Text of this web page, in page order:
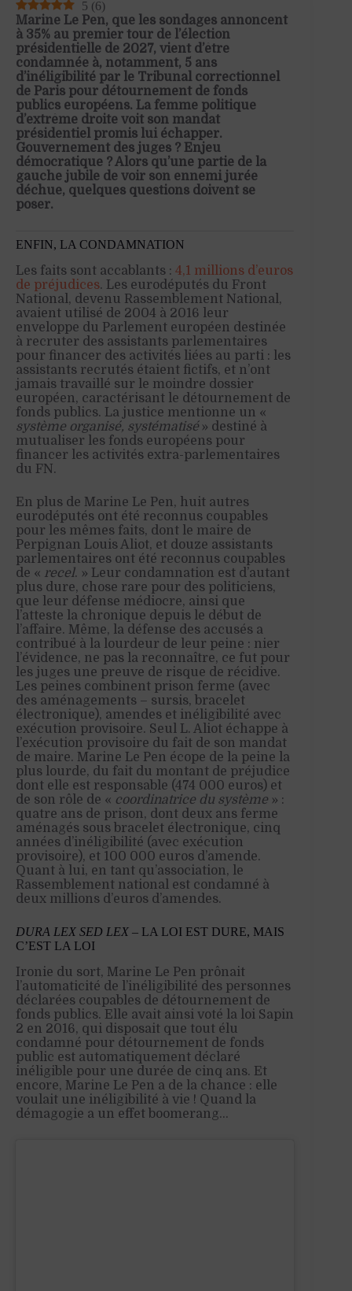
5 (6)
Marine Le Pen, que les sondages annoncent
à 35% au premier tour de l’élection
présidentielle de 2027, vient d’être
condamnée à, notamment, 5 ans
d’inéligibilité par le Tribunal correctionnel
de Paris pour détournement de fonds
publics européens. La femme politique
d’extrême droite voit son mandat
présidentiel promis lui échapper.
Gouvernement des juges ? Enjeu
démocratique ? Alors qu’une partie de la
gauche jubile de voir son ennemi jurée
déchue, quelques questions doivent se
poser.
ENFIN, LA CONDAMNATION
Les faits sont accablants : 4,1 millions d’euros
de préjudices. Les eurodéputés du Front
National, devenu Rassemblement National,
avaient utilisé de 2004 à 2016 leur
enveloppe du Parlement européen destinée
à recruter des assistants parlementaires
pour financer des activités liées au parti : les
assistants recrutés étaient fictifs, et n’ont
jamais travaillé sur le moindre dossier
européen, caractérisant le détournement de
fonds publics. La justice mentionne un «
système organisé, systématisé » destiné à
mutualiser les fonds européens pour
financer les activités extra-parlementaires
du FN.
En plus de Marine Le Pen, huit autres
eurodéputés ont été reconnus coupables
pour les mêmes faits, dont le maire de
Perpignan Louis Aliot, et douze assistants
parlementaires ont été reconnus coupables
de « recel. » Leur condamnation est d’autant
plus dure, chose rare pour des politiciens,
que leur défense médiocre, ainsi que
l’atteste la chronique depuis le début de
l’affaire. Même, la défense des accusés a
contribué à la lourdeur de leur peine : nier
l’évidence, ne pas la reconnaître, ce fut pour
les juges une preuve de risque de récidive.
Les peines combinent prison ferme (avec
des aménagements – sursis, bracelet
électronique), amendes et inéligibilité avec
exécution provisoire. Seul L. Aliot échappe à
l’exécution provisoire du fait de son mandat
de maire. Marine Le Pen écope de la peine la
plus lourde, du fait du montant de préjudice
dont elle est responsable (474 000 euros) et
de son rôle de « coordinatrice du système » :
quatre ans de prison, dont deux ans ferme
aménagés sous bracelet électronique, cinq
années d’inéligibilité (avec exécution
provisoire), et 100 000 euros d’amende.
Quant à lui, en tant qu’association, le
Rassemblement national est condamné à
deux millions d’euros d’amendes.
DURA LEX SED LEX – LA LOI EST DURE, MAIS
C’EST LA LOI
Ironie du sort, Marine Le Pen prônait
l’automaticité de l’inéligibilité des personnes
déclarées coupables de détournement de
fonds publics. Elle avait ainsi voté la loi Sapin
2 en 2016, qui disposait que tout élu
condamné pour détournement de fonds
public est automatiquement déclaré
inéligible pour une durée de cinq ans. Et
encore, Marine Le Pen a de la chance : elle
voulait une inéligibilité à vie ! Quand la
démagogie a un effet boomerang…